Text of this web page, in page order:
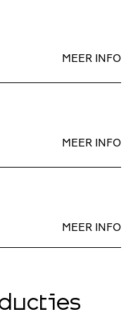
MEER INFO
MEER INFO
MEER INFO